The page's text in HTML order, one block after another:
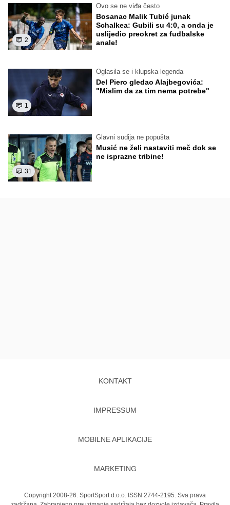
2
Ovo se ne viđa često
Bosanac Malik Tubić junak
Schalkea: Gubili su 4:0, a onda je
uslijedio preokret za fudbalske
anale!
1
Oglasila se i klupska legenda
Del Piero gledao Alajbegovića:
"Mislim da za tim nema potrebe"
31
Glavni sudija ne popušta
Musić ne želi nastaviti meč dok se
ne isprazne tribine!
KONTAKT
IMPRESSUM
MOBILNE APLIKACIJE
MARKETING
Copyright 2008-26. SportSport d.o.o. ISSN 2744-2195. Sva prava